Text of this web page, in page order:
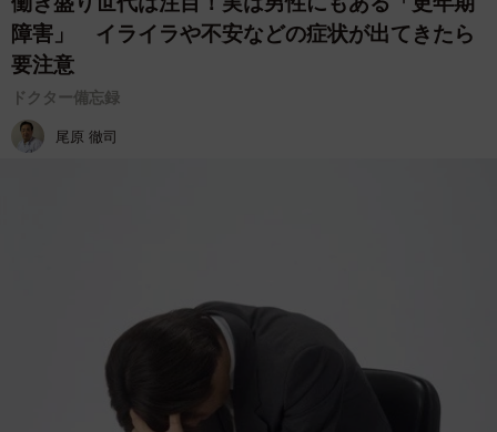
障害」 イライラや不安などの症状が出てきたら
要注意
ドクター備忘録
尾原 徹司